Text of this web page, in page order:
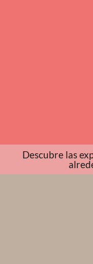
Descubre las